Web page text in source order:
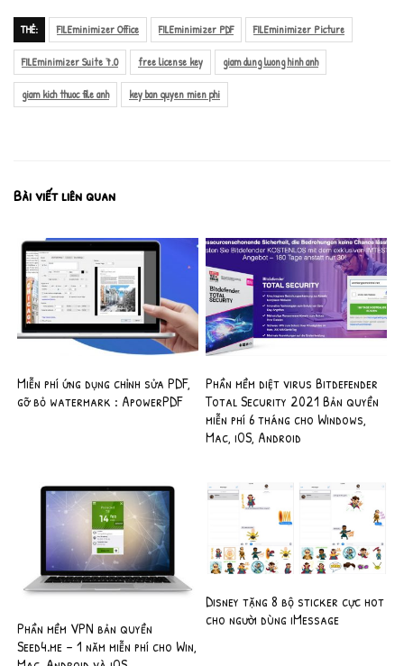
THẺ: FILEminimizer Office FILEminimizer PDF FILEminimizer Picture
FILEminimizer Suite 7.0 free license key giam dung luong hinh anh
giam kich thuoc file anh key ban quyen mien phi
Bài viết liên quan
Miễn phí ứng dụng chỉnh sửa PDF,
gỡ bỏ watermark : ApowerPDF
Phần mềm diệt virus Bitdefender
Total Security 2021 Bản quyền
miễn phí 6 tháng cho Windows,
Mac, iOS, Android
Phần mềm VPN bản quyền
Seed4.me – 1 năm miễn phí cho Win,
Disney tặng 8 bộ sticker cực hot
cho người dùng iMessage